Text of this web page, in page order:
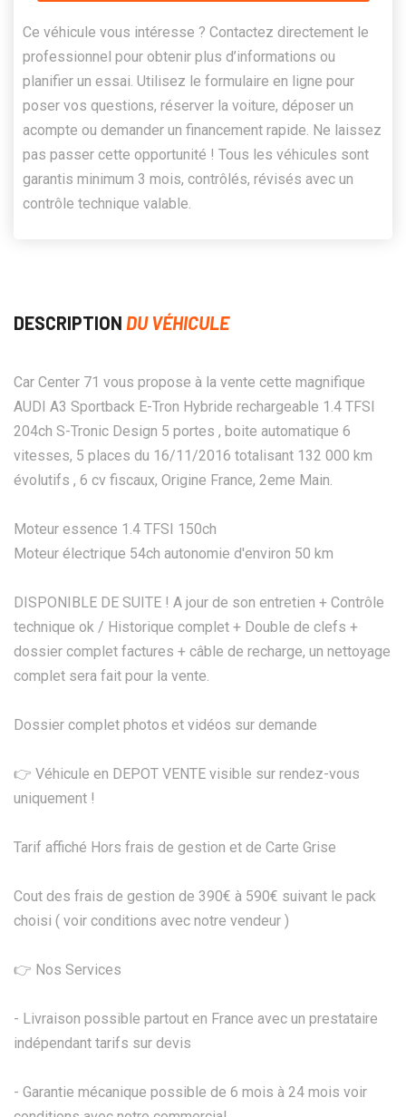
Ce véhicule vous intéresse ? Contactez directement le
professionnel pour obtenir plus d’informations ou
planifier un essai. Utilisez le formulaire en ligne pour
poser vos questions, réserver la voiture, déposer un
acompte ou demander un financement rapide. Ne laissez
pas passer cette opportunité ! Tous les véhicules sont
garantis minimum 3 mois, contrôlés, révisés avec un
contrôle technique valable.
DESCRIPTION DU VÉHICULE
Car Center 71 vous propose à la vente cette magnifique
AUDI A3 Sportback E-Tron Hybride rechargeable 1.4 TFSI
204ch S-Tronic Design 5 portes , boite automatique 6
vitesses, 5 places du 16/11/2016 totalisant 132 000 km
évolutifs , 6 cv fiscaux, Origine France, 2eme Main.
Moteur essence 1.4 TFSI 150ch
Moteur électrique 54ch autonomie d'environ 50 km
DISPONIBLE DE SUITE ! A jour de son entretien + Contrôle
technique ok / Historique complet + Double de clefs +
dossier complet factures + câble de recharge, un nettoyage
complet sera fait pour la vente.
Dossier complet photos et vidéos sur demande
👉 Véhicule en DEPOT VENTE visible sur rendez-vous
uniquement !
Tarif affiché Hors frais de gestion et de Carte Grise
Cout des frais de gestion de 390€ à 590€ suivant le pack
choisi ( voir conditions avec notre vendeur )
👉 Nos Services
- Livraison possible partout en France avec un prestataire
indépendant tarifs sur devis
- Garantie mécanique possible de 6 mois à 24 mois voir